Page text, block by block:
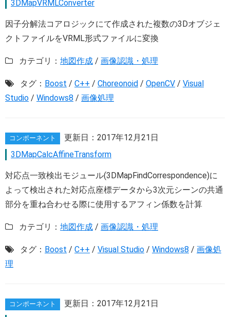
3DMapVRMLConverter
因子分解法コアロジックにて作成された複数の3Dオブジェ
クトファイルをVRML形式ファイルに変換
カテゴリ： 地図作成 / 画像認識・処理
タグ： Boost / C++ / Choreonoid / OpenCV / Visual
Studio / Windows8 / 画像処理
コンポーネント 更新日： 2017年12月21日
3DMapCalcAffineTransform
対応点一致検出モジュール(3DMapFindCorrespondence)に
よって検出された対応点座標データから3次元シーンの共通
部分を重ね合わせる際に使用するアフィン係数を計算
カテゴリ： 地図作成 / 画像認識・処理
タグ： Boost / C++ / Visual Studio / Windows8 / 画像処
理
コンポーネント 更新日： 2017年12月21日